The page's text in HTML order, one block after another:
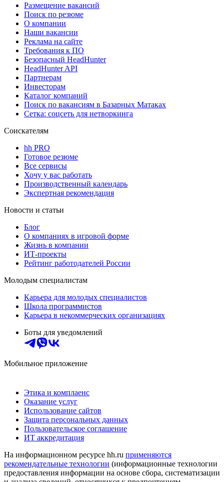
Размещение вакансий
Поиск по резюме
О компании
Наши вакансии
Реклама на сайте
Требования к ПО
Безопасный HeadHunter
HeadHunter API
Партнерам
Инвесторам
Каталог компаний
Поиск по вакансиям в Базарных Матаках
Сетка: соцсеть для нетворкинга
Соискателям
hh PRO
Готовое резюме
Все сервисы
Хочу у вас работать
Производственный календарь
Экспертная рекомендация
Новости и статьи
Блог
О компаниях в игровой форме
Жизнь в компании
ИТ-проекты
Рейтинг работодателей России
Молодым специалистам
Карьера для молодых специалистов
Школа программистов
Карьера в некоммерческих организациях
Боты для уведомлений
Мобильное приложение
Этика и комплаенс
Оказание услуг
Использование сайтов
Защита персональных данных
Пользовательское соглашение
ИТ аккредитация
На информационном ресурсе hh.ru применяются
рекомендательные технологии (информационные технологии
предоставления информации на основе сбора, систематизации